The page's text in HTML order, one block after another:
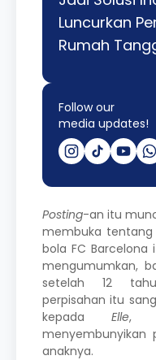
Luncurkan
Rumah
Follow our
media updates!
Posting-an itu
membuka tentang
bola FC Barcelona
mengumumkan,
setelah 12
perpisahan itu
kepadaElle,
menyembunyikan
anaknya.